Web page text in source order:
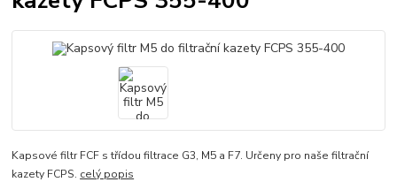
Kapsové filtr FCF s třídou filtrace G3, M5 a F7. Určeny pro naše filtrační
kazety FCPS. celý popis